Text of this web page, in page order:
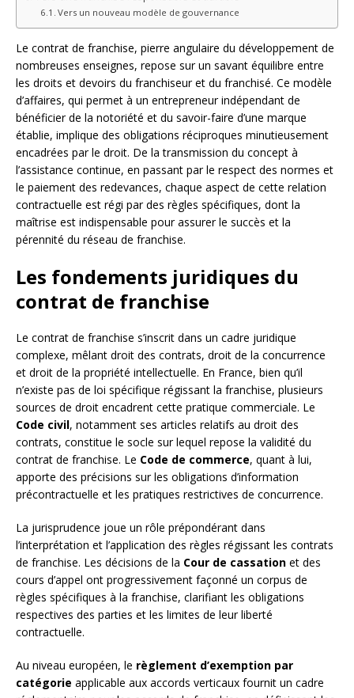
Vers un nouveau modèle de gouvernance
Le contrat de franchise, pierre angulaire du développement de
nombreuses enseignes, repose sur un savant équilibre entre
les droits et devoirs du franchiseur et du franchisé. Ce modèle
d’affaires, qui permet à un entrepreneur indépendant de
bénéficier de la notoriété et du savoir-faire d’une marque
établie, implique des obligations réciproques minutieusement
encadrées par le droit. De la transmission du concept à
l’assistance continue, en passant par le respect des normes et
le paiement des redevances, chaque aspect de cette relation
contractuelle est régi par des règles spécifiques, dont la
maîtrise est indispensable pour assurer le succès et la
pérennité du réseau de franchise.
Les fondements juridiques du
contrat de franchise
Le contrat de franchise s’inscrit dans un cadre juridique
complexe, mêlant droit des contrats, droit de la concurrence
et droit de la propriété intellectuelle. En France, bien qu’il
n’existe pas de loi spécifique régissant la franchise, plusieurs
sources de droit encadrent cette pratique commerciale. Le
Code civil, notamment ses articles relatifs au droit des
contrats, constitue le socle sur lequel repose la validité du
contrat de franchise. Le Code de commerce, quant à lui,
apporte des précisions sur les obligations d’information
précontractuelle et les pratiques restrictives de concurrence.
La jurisprudence joue un rôle prépondérant dans
l’interprétation et l’application des règles régissant les contrats
de franchise. Les décisions de la Cour de cassation et des
cours d’appel ont progressivement façonné un corpus de
règles spécifiques à la franchise, clarifiant les obligations
respectives des parties et les limites de leur liberté
contractuelle.
Au niveau européen, le règlement d’exemption par
catégorie applicable aux accords verticaux fournit un cadre